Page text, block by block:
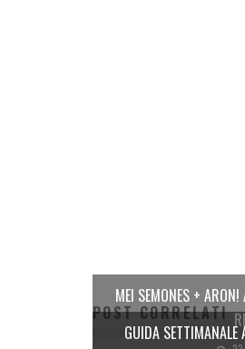
POST CORRELATI
MEI SEMONES +
GUIDA SETTIMANALE